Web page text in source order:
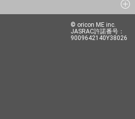
© oricon ME inc.
JASRAC許諾番号：
9009642140Y38026